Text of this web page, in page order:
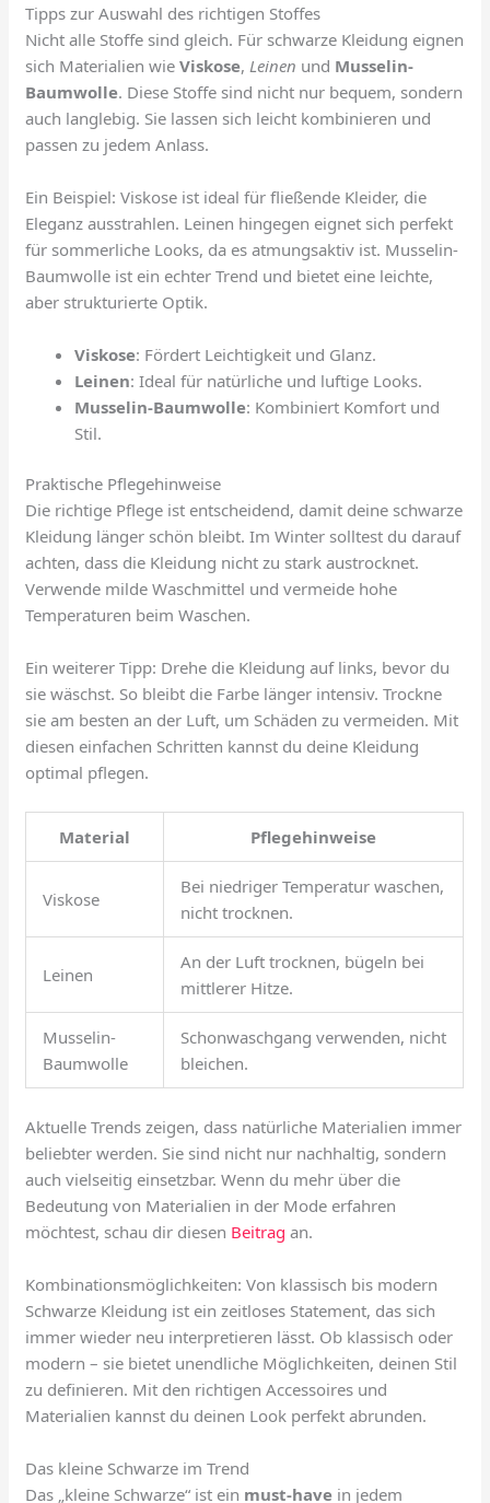
Tipps zur Auswahl des richtigen Stoffes
Nicht alle Stoffe sind gleich. Für schwarze Kleidung eignen
sich Materialien wieViskose, Leinen und Musselin-
Baumwolle. Diese Stoffe sind nicht nur bequem, sondern
auch langlebig. Sie lassen sich leicht kombinieren und
passen zu jedem Anlass.
Ein Beispiel: Viskose ist ideal für fließende Kleider, die
Eleganz ausstrahlen. Leinen hingegen eignet sich perfekt
für sommerliche Looks, da es atmungsaktiv ist. Musselin-
Baumwolle ist ein echter Trend und bietet eine leichte,
aber strukturierte Optik.
Viskose: Fördert Leichtigkeit und Glanz.
Leinen: Ideal für natürliche und luftige Looks.
Musselin-Baumwolle: Kombiniert Komfort und
Stil.
Praktische Pflegehinweise
Die richtige Pflege ist entscheidend, damit deine schwarze
Kleidung länger schön bleibt. Im Winter solltest du darauf
achten, dass die Kleidung nicht zu stark austrocknet.
Verwende milde Waschmittel und vermeide hohe
Temperaturen beim Waschen.
Ein weiterer Tipp: Drehe die Kleidung auf links, bevor du
sie wäschst. So bleibt die Farbe länger intensiv. Trockne
sie am besten an der Luft, um Schäden zu vermeiden. Mit
diesen einfachen Schritten kannst du deine Kleidung
optimal pflegen.
Material Pflegehinweise
Viskose
Bei niedriger Temperatur waschen,
nicht trocknen.
Leinen
An der Luft trocknen, bügeln bei
mittlerer Hitze.
Musselin-
Baumwolle
Schonwaschgang verwenden, nicht
bleichen.
Aktuelle Trends zeigen, dass natürliche Materialien immer
beliebter werden. Sie sind nicht nur nachhaltig, sondern
auch vielseitig einsetzbar. Wenn du mehr über die
Bedeutung von Materialien in der Mode erfahren
möchtest, schau dir diesen Beitrag an.
Kombinationsmöglichkeiten: Von klassisch bis modern
Schwarze Kleidung ist ein zeitloses Statement, das sich
immer wieder neu interpretieren lässt. Ob klassisch oder
modern – sie bietet unendliche Möglichkeiten, deinen Stil
zu definieren. Mit den richtigen Accessoires und
Materialien kannst du deinen Look perfekt abrunden.
Das kleine Schwarze im Trend
Das „kleine Schwarze“ ist ein must-have in jedem